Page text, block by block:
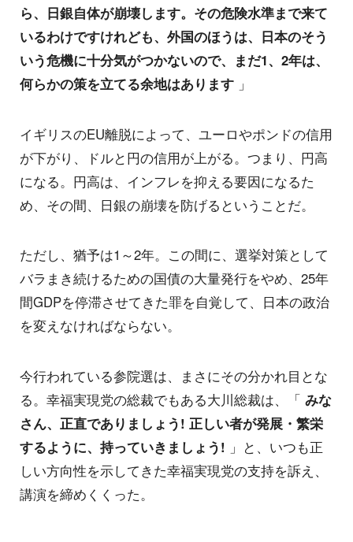
ら、日銀自体が崩壊します。その危険水準まで来て
いるわけですけれども、外国のほうは、日本のそう
いう危機に十分気がつかないので、まだ1、2年は、
何らかの策を立てる余地はあります 」
イギリスのEU離脱によって、ユーロやポンドの信用
が下がり、ドルと円の信用が上がる。つまり、円高
になる。円高は、インフレを抑える要因になるた
め、その間、日銀の崩壊を防げるということだ。
ただし、猶予は1～2年。この間に、選挙対策として
バラまき続けるための国債の大量発行をやめ、25年
間GDPを停滞させてきた罪を自覚して、日本の政治
を変えなければならない。
今行われている参院選は、まさにその分かれ目とな
る。幸福実現党の総裁でもある大川総裁は、「 みな
さん、正直でありましょう! 正しい者が発展・繁栄
するように、持っていきましょう! 」と、いつも正
しい方向性を示してきた幸福実現党の支持を訴え、
講演を締めくくった。